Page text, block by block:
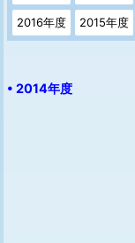
2016年度 2015年度
• 2014年度